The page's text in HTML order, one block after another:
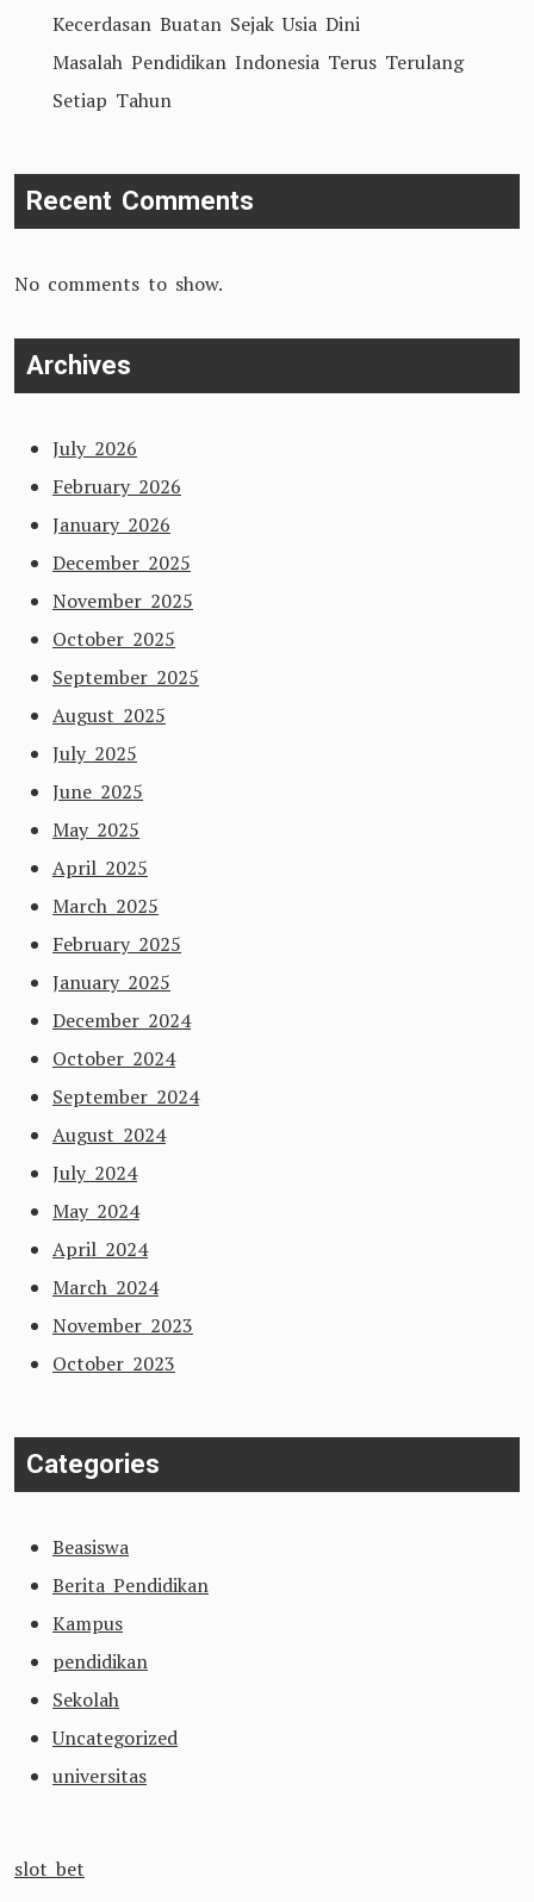
Kecerdasan Buatan Sejak Usia Dini
Masalah Pendidikan Indonesia Terus Terulang
Setiap Tahun
Recent Comments
No comments to show.
Archives
July 2026
February 2026
January 2026
December 2025
November 2025
October 2025
September 2025
August 2025
July 2025
June 2025
May 2025
April 2025
March 2025
February 2025
January 2025
December 2024
October 2024
September 2024
August 2024
July 2024
May 2024
April 2024
March 2024
November 2023
October 2023
Categories
Beasiswa
Berita Pendidikan
Kampus
pendidikan
Sekolah
Uncategorized
universitas
slot bet